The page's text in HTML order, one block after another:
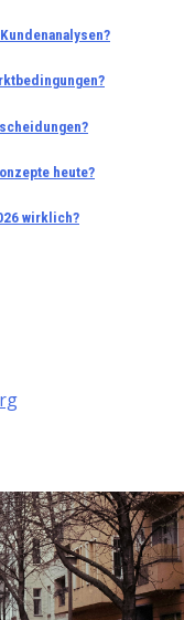
heute?
wirklich?